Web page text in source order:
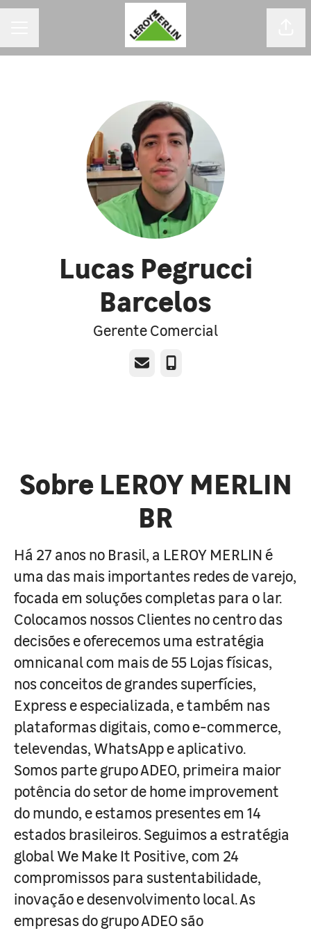
Lucas Pegrucci
Barcelos
Gerente Comercial
E-mail Telefone
Sobre LEROY MERLIN
BR
Há 27 anos no Brasil, a LEROY MERLIN é
uma das mais importantes redes de varejo,
focada em soluções completas para o lar.
Colocamos nossos Clientes no centro das
decisões e oferecemos uma estratégia
omnicanal com mais de 55 Lojas físicas,
nos conceitos de grandes superfícies,
Express e especializada, e também nas
plataformas digitais, como e-commerce,
televendas, WhatsApp e aplicativo.
Somos parte grupo ADEO, primeira maior
potência do setor de home improvement
do mundo, e estamos presentes em 14
estados brasileiros. Seguimos a estratégia
global We Make It Positive, com 24
compromissos para sustentabilidade,
inovação e desenvolvimento local. As
empresas do grupo ADEO são